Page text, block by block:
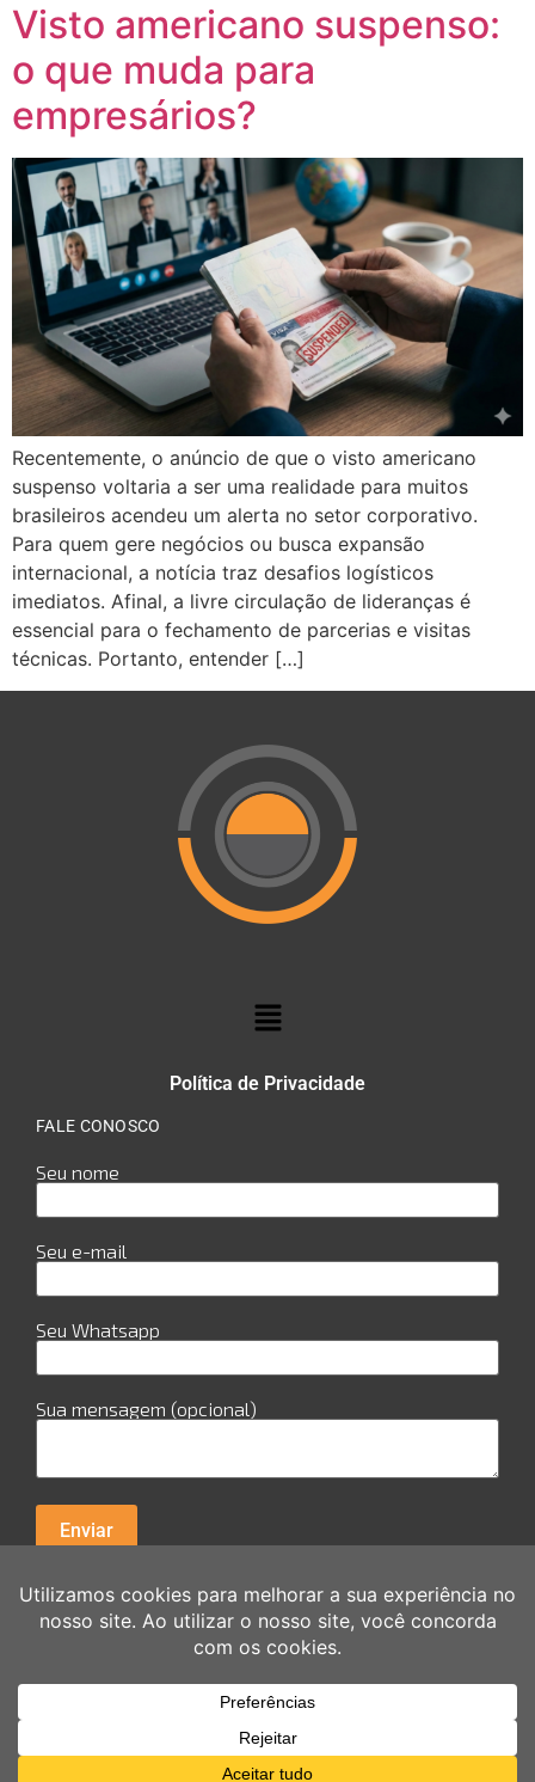
Visto americano suspenso:
o que muda para
empresários?
Recentemente, o anúncio de que o visto americano
suspenso voltaria a ser uma realidade para muitos
brasileiros acendeu um alerta no setor corporativo.
Para quem gere negócios ou busca expansão
internacional, a notícia traz desafios logísticos
imediatos. Afinal, a livre circulação de lideranças é
essencial para o fechamento de parcerias e visitas
técnicas. Portanto, entender […]
Política de Privacidade
FALE CONOSCO
Seu nome
Seu e-mail
Seu Whatsapp
Sua mensagem (opcional)
R. Cuiabá, 978 - Sala 29 - Candeias - Jaboatão dos
Guararapes Av. Guararpes, 154 - sala 0111 - Santo
Amaro - Recife
Copyright © 2026 Akilli Brasil | Criado por Akilli Brasil